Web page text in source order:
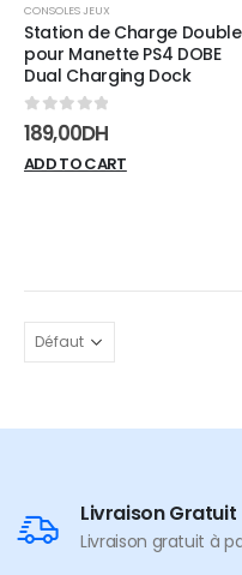
CONSOLES JEUX
Station de Charge Double
pour Manette PS4 DOBE
Dual Charging Dock
0sur 5
189,00DH
ADD TO CART
Livraison Gratuit
Livraison gratuit à